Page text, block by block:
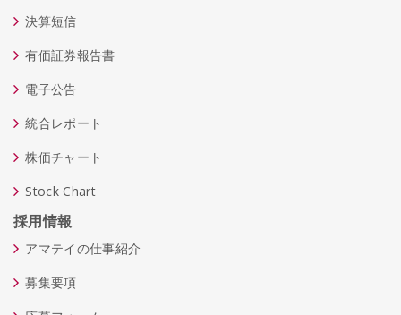
決算短信
有価証券報告書
電子公告
統合レポート
株価チャート
Stock Chart
採用情報
アマテイの仕事紹介
募集要項